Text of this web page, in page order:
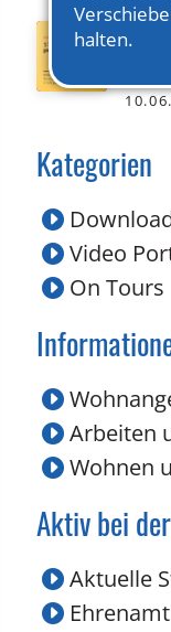
Kategorien
Video
On Tours
Arbeiten
Wohnen
Aktiv bei
Aktuelle